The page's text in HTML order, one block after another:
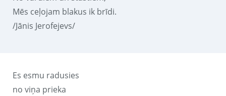
Mēs ceļojam blakus ik brīdi.
/Jānis Jerofejevs/
Es esmu radusies
no viņa prieka